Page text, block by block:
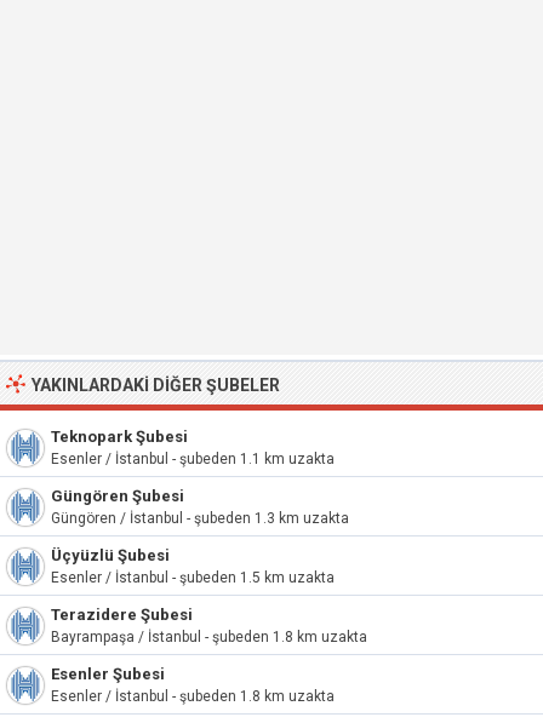
YAKINLARDAKI DIĞER ŞUBELER
Teknopark Şubesi
Esenler / İstanbul - şubeden 1.1 km uzakta
Güngören Şubesi
Güngören / İstanbul - şubeden 1.3 km uzakta
Üçyüzlü Şubesi
Esenler / İstanbul - şubeden 1.5 km uzakta
Terazidere Şubesi
Bayrampaşa / İstanbul - şubeden 1.8 km uzakta
Esenler Şubesi
Esenler / İstanbul - şubeden 1.8 km uzakta